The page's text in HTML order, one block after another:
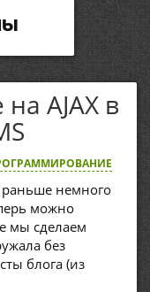
AJAX в
раньше немного
можно
мы сделаем
без
блога (из